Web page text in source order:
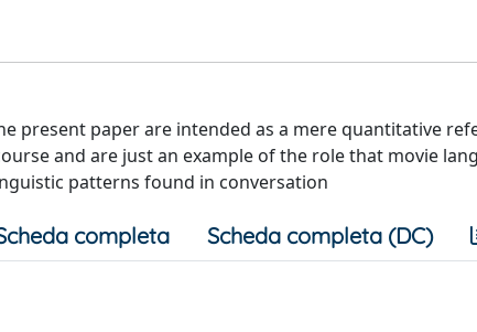
present paper are intended as a mere quantitative
and are just an example of the role that movie
patterns found in conversation
completa Scheda completa (DC)